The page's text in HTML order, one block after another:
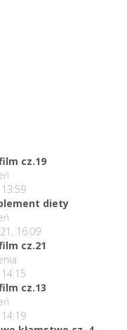
cz.19
diety
16:09
cz.21
cz.13